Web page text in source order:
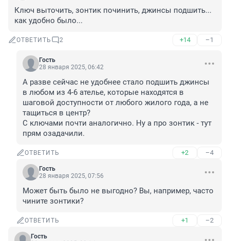
Ключ выточить, зонтик починить, джинсы подшить...
как удобно было...
ОТВЕТИТЬ 2 +14 –1
Гость
28 января 2025, 06:42
А разве сейчас не удобнее стало подшить джинсы
в любом из 4-6 ателье, которые находятся в
шаговой доступности от любого жилого года, а не
тащиться в центр?
С ключами почти аналогично. Ну а про зонтик - тут
прям озадачили.
ОТВЕТИТЬ +2 –4
Гость
28 января 2025, 07:56
Может быть было не выгодно? Вы, например, часто
чините зонтики?
ОТВЕТИТЬ +1 –2
Гость